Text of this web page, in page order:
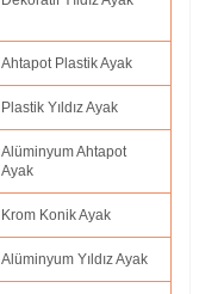
Ahtapot Plastik Ayak
Plastik Yıldız Ayak
Alüminyum Ahtapot
Ayak
Krom Konik Ayak
Alüminyum Yıldız Ayak